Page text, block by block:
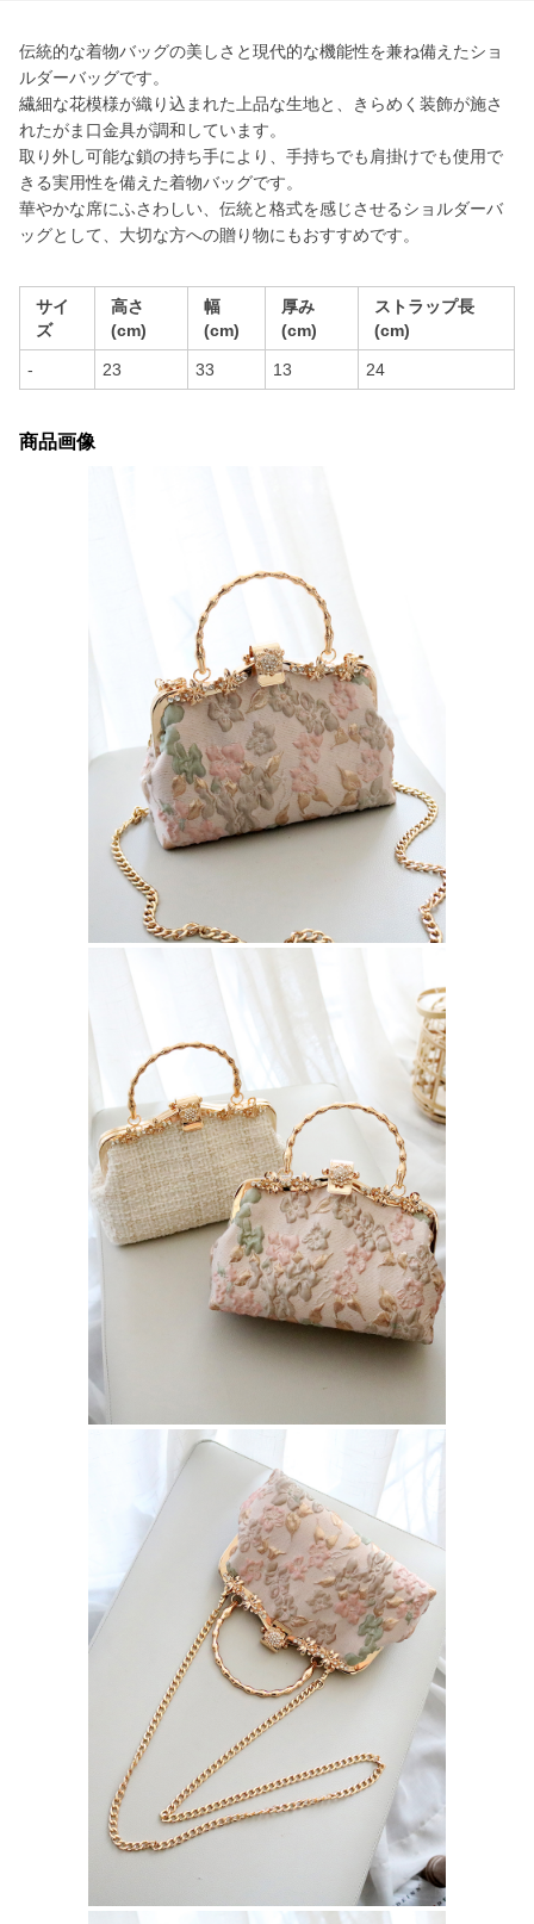
伝統的な着物バッグの美しさと現代的な機能性を兼ね備えたショ
ルダーバッグです。
繊細な花模様が織り込まれた上品な生地と、きらめく装飾が施さ
れたがま口金具が調和しています。
取り外し可能な鎖の持ち手により、手持ちでも肩掛けでも使用で
きる実用性を備えた着物バッグです。
華やかな席にふさわしい、伝統と格式を感じさせるショルダーバ
ッグとして、大切な方への贈り物にもおすすめです。
サイ
ズ
高さ
(cm)
幅
(cm)
厚み
(cm)
ストラップ長
(cm)
- 23 33 13 24
商品画像